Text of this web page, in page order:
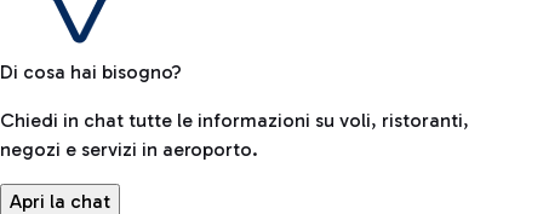
Di cosa hai bisogno?
Chiedi in chat tutte le informazioni su voli, ristoranti,
negozi e servizi in aeroporto.
Apri la chat